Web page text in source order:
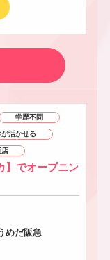
学歴不問
が活かせる
店
】でオープニン
めだ阪急